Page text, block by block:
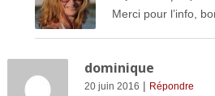
Merci pour l’info,
dominique
20 juin 2016 | Répondre